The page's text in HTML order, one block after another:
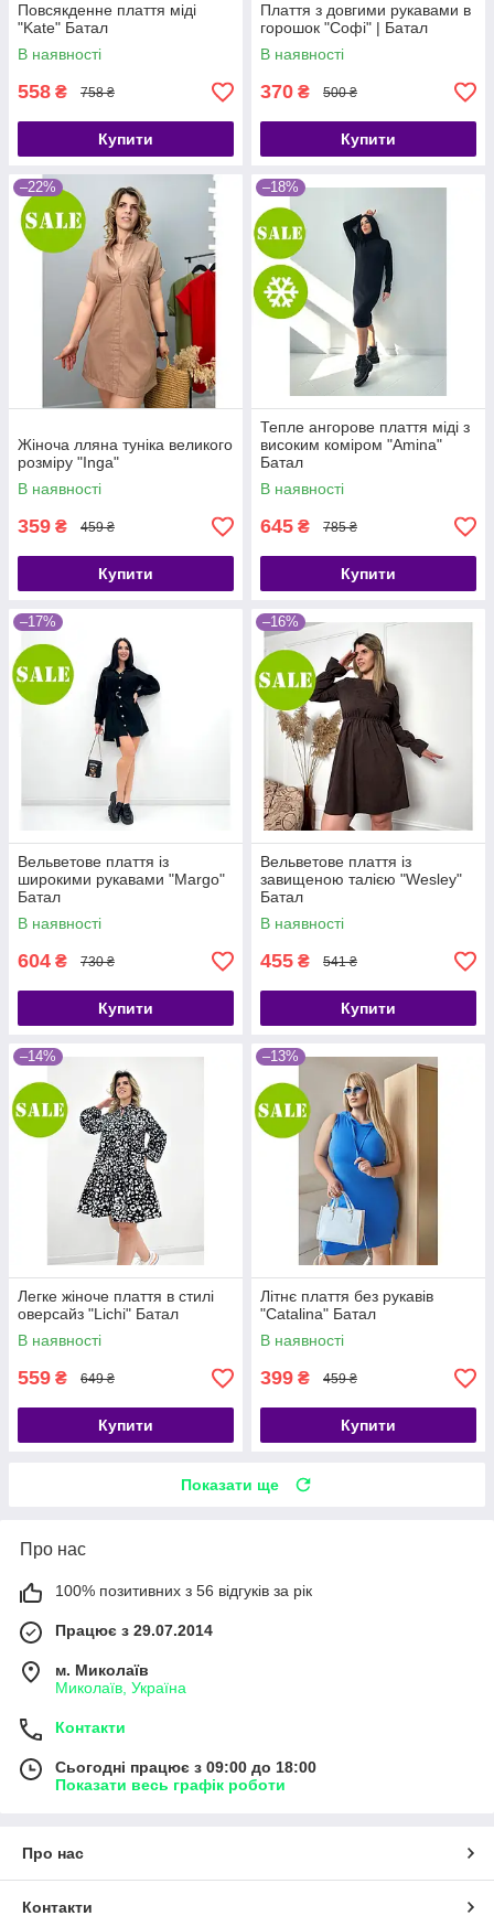
Повсякденне плаття міді
"Kate" Батал
В наявності
558 ₴ 758 ₴
Купити
Плаття з довгими рукавами в
горошок "Софі" | Батал
В наявності
370 ₴ 500 ₴
Купити
–22%
Жіноча лляна туніка великого
розміру "Inga"
В наявності
359 ₴ 459 ₴
Купити
–18%
Тепле ангорове плаття міді з
високим коміром "Amina"
Батал
В наявності
645 ₴ 785 ₴
Купити
–17%
Вельветове плаття із
широкими рукавами "Margo"
Батал
В наявності
604 ₴ 730 ₴
Купити
–16%
Вельветове плаття із
завищеною талією "Wesley"
Батал
В наявності
455 ₴ 541 ₴
Купити
–14%
Легке жіноче плаття в стилі
оверсайз "Lichi" Батал
В наявності
559 ₴ 649 ₴
Купити
–13%
Літнє плаття без рукавів
"Catalina" Батал
В наявності
399 ₴ 459 ₴
Купити
Показати ще
Про нас
100% позитивних з 56 відгуків за рік
Працює з 29.07.2014
м. Миколаїв
Миколаїв, Україна
Контакти
Сьогодні працює з 09:00 до 18:00
Показати весь графік роботи
Про нас
Контакти